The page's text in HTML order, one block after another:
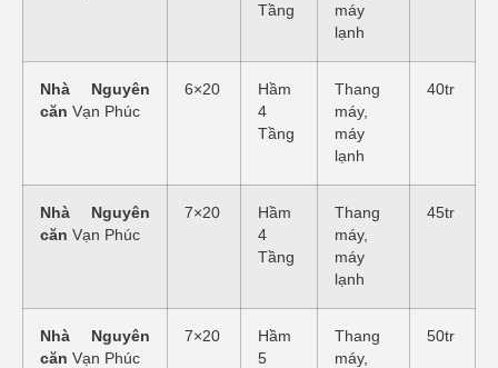
Tầng
máy
lạnh
Nhà Nguyên
căn Vạn Phúc
6×20
Hầm
4
Tầng
Thang
máy,
máy
lạnh
40tr
Nhà Nguyên
căn Vạn Phúc
7×20
Hầm
4
Tầng
Thang
máy,
máy
lạnh
45tr
Nhà Nguyên
căn Vạn Phúc
7×20
Hầm
5
Thang
máy,
50tr